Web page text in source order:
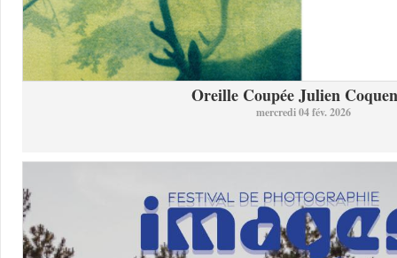
Oreille Coupée Julien
mercredi 04 fév. 2026